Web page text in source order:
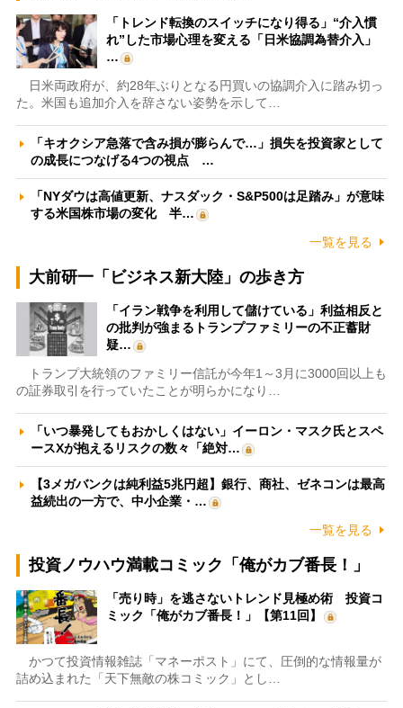
「トレンド転換のスイッチになり得る」“介入慣
れ”した市場心理を変える「日米協調為替介入」
…
日米両政府が、約28年ぶりとなる円買いの協調介入に踏み切っ
た。米国も追加介入を辞さない姿勢を示して…
「キオクシア急落で含み損が膨らんで…」損失を投資家として
の成長につなげる4つの視点 …
「NYダウは高値更新、ナスダック・S&P500は足踏み」が意味
する米国株市場の変化 半…
一覧を見る
大前研一「ビジネス新大陸」の歩き方
「イラン戦争を利用して儲けている」利益相反と
の批判が強まるトランプファミリーの不正蓄財
疑…
トランプ大統領のファミリー信託が今年1～3月に3000回以上も
の証券取引を行っていたことが明らかになり…
「いつ暴発してもおかしくはない」イーロン・マスク氏とスペ
ースXが抱えるリスクの数々「絶対…
【3メガバンクは純利益5兆円超】銀行、商社、ゼネコンは最高
益続出の一方で、中小企業・…
一覧を見る
投資ノウハウ満載コミック「俺がカブ番長！」
「売り時」を逃さないトレンド見極め術 投資コ
ミック「俺がカブ番長！」【第11回】
かつて投資情報雑誌「マネーポスト」にて、圧倒的な情報量が
詰め込まれた「天下無敵の株コミック」とし…